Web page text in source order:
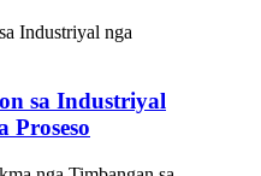
sa Industriyal
Proseso